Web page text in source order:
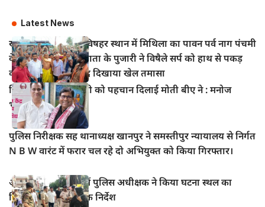
Latest News
खानपुर बाजार स्थित विषहर स्थान में मिथिला का पावन पर्व नाग पंचमी
के अवसर पर विषहर माता के पुजारी ने विषैले सर्प को हाथ से पकड़
कर पूजा अर्चना के बाद दिखाया खेल तमासा
हिंदी सिनेमा में भोजपुरी को पहचान दिलाई मोती बीए ने : मनोज
भावुक
पुलिस निरीक्षक सह थानाध्यक्ष खानपुर ने समस्तीपुर न्यायालय से निर्गत
N B W वारंट में फरार चल रहे दो अभियुक्त को किया गिरफ्तार।
आभूषण चोरी मामले में पुलिस अधीक्षक ने किया घटना स्थल का
निरीक्षण, दिए आवश्यक निर्देश